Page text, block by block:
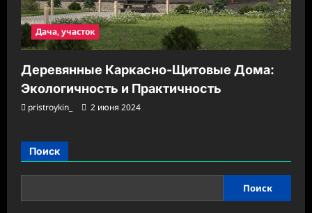
Дача, участок
Деревянные Каркасно-Щитовые Дома:
Экологичность и Практичность
pristroykin_ 2 июня 2024
Поиск
Поиск